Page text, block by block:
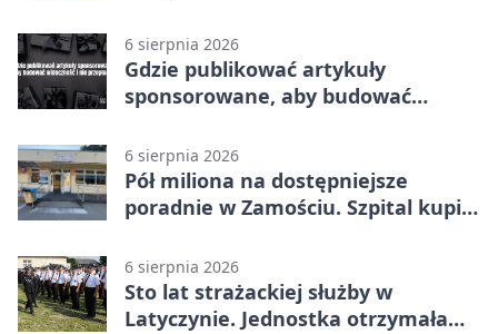
6 sierpnia 2026
Gdzie publikować artykuły
sponsorowane, aby budować
6 sierpnia 2026
Pół miliona na dostępniejsze
poradnie w Zamościu. Szpital kupi
6 sierpnia 2026
Sto lat strażackiej służby w
Latyczynie. Jednostka otrzymała